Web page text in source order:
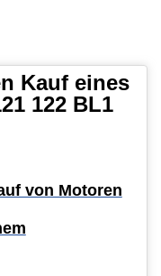
Kauf eines
122 BL1
von Motoren